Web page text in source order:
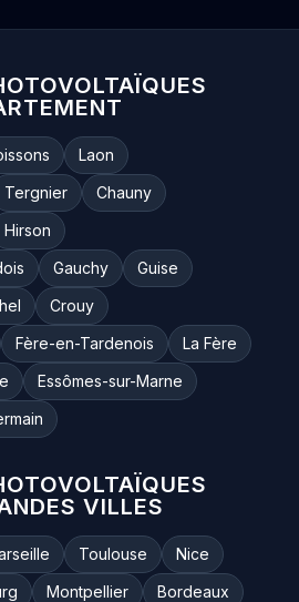
Laon
Tergnier
Chauny
Hirson
Gauchy
Guise
Crouy
Fère-en-Tardenois
La Fère
Essômes-sur-Marne
VILLES
Toulouse
Nice
Montpellier
Bordeaux